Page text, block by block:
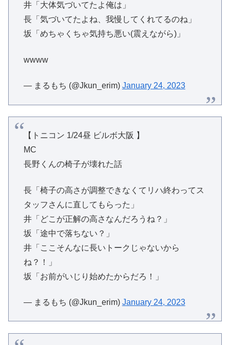
井「大体気づいてたよ俺は」
長「気づいてたよね、我慢してくれてるのね」
坂「めちゃくちゃ気持ち悪い(震えながら)」
wwww
— まるもち (@Jkun_erim) January 24, 2023
【トニコン 1/24昼 ビルボ大阪 】
MC
長野くんの椅子が壊れた話
長「椅子の高さが調整できなくてリハ終わってス
タッフさんに直してもらった」
井「どこが正解の高さなんだろうね？」
坂「途中で落ちない？」
井「ここそんなに長いトークじゃないから
ね？！」
坂「お前がいじり始めたからだろ！」
— まるもち (@Jkun_erim) January 24, 2023